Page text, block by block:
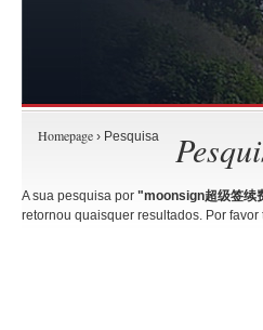
Homepage › Pesquisa
A sua pesquisa por "moonsign超级签续
retornou quaisquer resultados. Por favor